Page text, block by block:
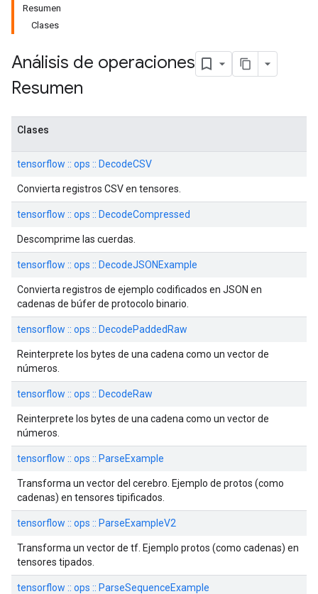
Resumen
Clases
Análisis de operaciones
Resumen
Clases
tensorflow :: ops :: DecodeCSV
Convierta registros CSV en tensores.
tensorflow :: ops :: DecodeCompressed
Descomprime las cuerdas.
tensorflow :: ops :: DecodeJSONExample
Convierta registros de ejemplo codificados en JSON en
cadenas de búfer de protocolo binario.
tensorflow :: ops :: DecodePaddedRaw
Reinterprete los bytes de una cadena como un vector de
números.
tensorflow :: ops :: DecodeRaw
Reinterprete los bytes de una cadena como un vector de
números.
tensorflow :: ops :: ParseExample
Transforma un vector del cerebro. Ejemplo de protos (como
cadenas) en tensores tipificados.
tensorflow :: ops :: ParseExampleV2
Transforma un vector de tf. Ejemplo protos (como cadenas) en
tensores tipados.
tensorflow :: ops :: ParseSequenceExample